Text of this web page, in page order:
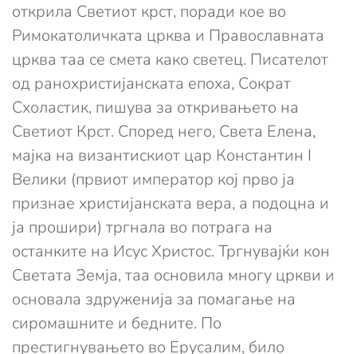
открила Светиот крст, поради кое во
Римокатоличката црква и Православната
црква таа се смета како светец. Писателот
од ранохристијанската епоха, Сократ
Схоластик, пишува за откривањето на
Светиот Крст. Според него, Света Елена,
мајка на византискиот цар Константин I
Велики (првиот император кој прво ја
признае христијанската вера, а подоцна и
ја прошири) тргнала во потрага на
останките на Исус Христос. Тргнувајќи кон
Светата Земја, таа основила многу цркви и
основала здруженија за помагање на
сиромашните и бедните. По
престигнувањето во Ерусалим, било